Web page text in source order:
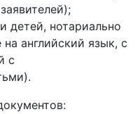
детей, нотариально
английский язык, с
с